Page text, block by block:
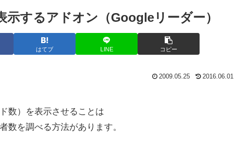
するアドオン（Googleリーダー）
はてブ LINE コピー
2009.05.25 2016.06.01
数）を表示させることは
数を調べる方法があります。